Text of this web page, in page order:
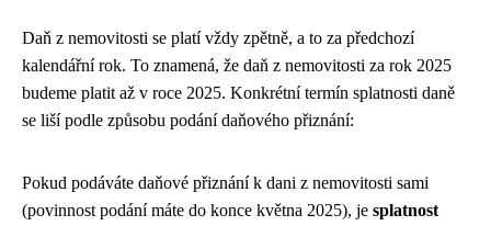
Daň z nemovitosti se platí vždy zpětně, a to za předchozí
kalendářní rok. To znamená, že daň z nemovitosti za rok 2025
budeme platit až v roce 2025. Konkrétní termín splatnosti daně
se liší podle způsobu podání daňového přiznání:
Pokud podáváte daňové přiznání k dani z nemovitosti sami
(povinnost podání máte do konce května 2025), je splatnost